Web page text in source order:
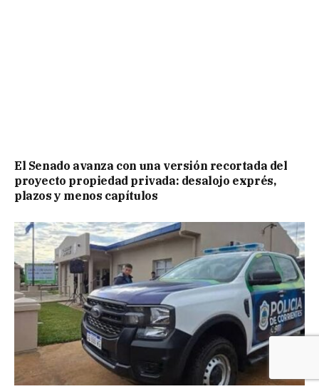
El Senado avanza con una versión recortada del
proyecto propiedad privada: desalojo exprés,
plazos y menos capítulos